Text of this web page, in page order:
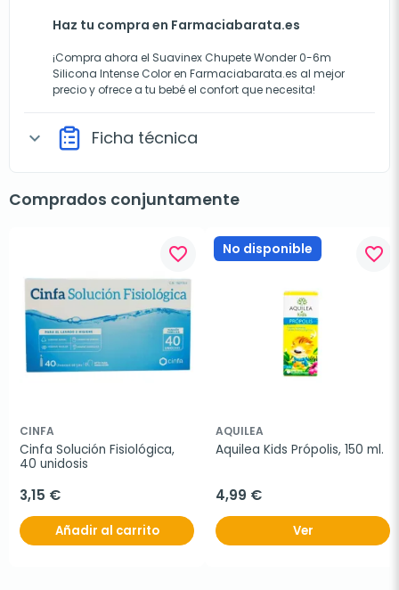
Haz tu compra en Farmaciabarata.es
¡Compra ahora el Suavinex Chupete Wonder 0-6m
Silicona Intense Color en Farmaciabarata.es al mejor
precio y ofrece a tu bebé el confort que necesita!
expand_more Ficha técnica
Comprados conjuntamente
favorite_border
CINFA
Cinfa Solución Fisiológica,
40 unidosis
3,15 €
Añadir al carrito
No disponible favorite_border
AQUILEA
Aquilea Kids Própolis, 150 ml.
4,99 €
Ver